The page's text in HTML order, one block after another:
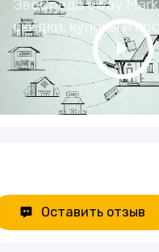
ЭвоСреда eWay
скидки, купоны и
Оставить отзыв